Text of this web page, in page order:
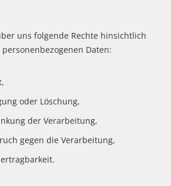
uns folgende Rechte hinsichtlich
Daten:
oder Löschung,
der Verarbeitung,
gegen die Verarbeitung,